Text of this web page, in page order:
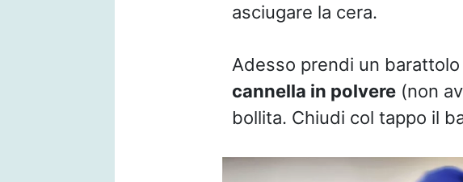
asciugare la cera.
Adesso prendi un
cannella in polvere(non
bollita. Chiudi col tappo il